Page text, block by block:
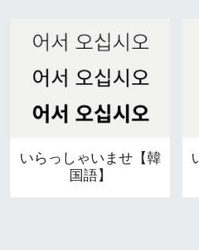
いらっしゃいませ【韓
国語】